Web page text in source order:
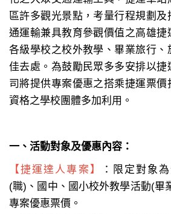
區許多觀光景點，考量行程規劃及
通運輸兼具教育參觀價值之高雄捷
各級學校之校外教學、畢業旅行、
佳去處。為鼓勵民眾多多安排以捷
司將提供專案優惠之搭乘捷運票
資格之學校團體多加利用。
一、活動對象及優惠內容：
【捷運達人專案】
：限定對象
(職)、國中、國小校外教學活動(畢
專案優惠票價。